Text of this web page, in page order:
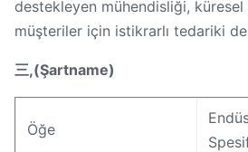
destekleyen mühendisliği,
müşteriler için istikrarlı tedariki
三,(Şartname)
Öğe